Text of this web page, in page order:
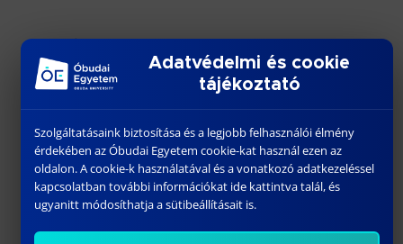
Adatvédelmi és cookie
tájékoztató
Szolgáltatásaink biztosítása és a legjobb felhasználói élmény
érdekében az Óbudai Egyetem cookie-kat használ ezen az
oldalon. A cookie-k használatával és a vonatkozó adatkezeléssel
kapcsolatban további információkat ide kattintva talál, és
ugyanitt módosíthatja a sütibeállításait is.